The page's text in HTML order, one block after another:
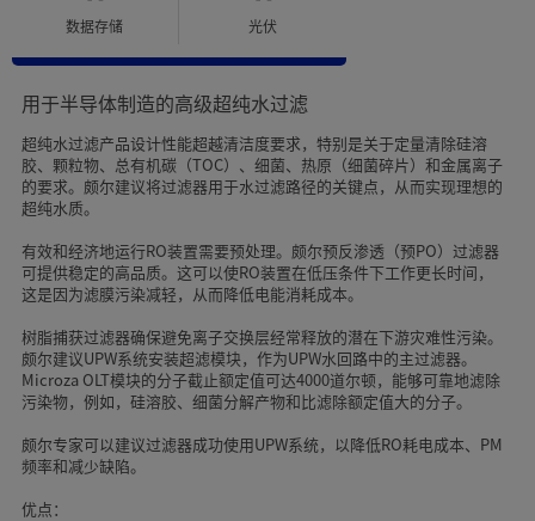
数据存储 光伏
用于半导体制造的高级超纯水过滤
超纯水过滤产品设计性能超越清洁度要求，特别是关于定量清除硅溶
胶、颗粒物、总有机碳（TOC）、细菌、热原（细菌碎片）和金属离子
的要求。颇尔建议将过滤器用于水过滤路径的关键点，从而实现理想的
超纯水质。
有效和经济地运行RO装置需要预处理。颇尔预反渗透（预PO）过滤器
可提供稳定的高品质。这可以使RO装置在低压条件下工作更长时间，
这是因为滤膜污染减轻，从而降低电能消耗成本。
树脂捕获过滤器确保避免离子交换层经常释放的潜在下游灾难性污染。
颇尔建议UPW系统安装超滤模块，作为UPW水回路中的主过滤器。
Microza OLT模块的分子截止额定值可达4000道尔顿，能够可靠地滤除
污染物，例如，硅溶胶、细菌分解产物和比滤除额定值大的分子。
颇尔专家可以建议过滤器成功使用UPW系统，以降低RO耗电成本、PM
频率和减少缺陷。
优点：